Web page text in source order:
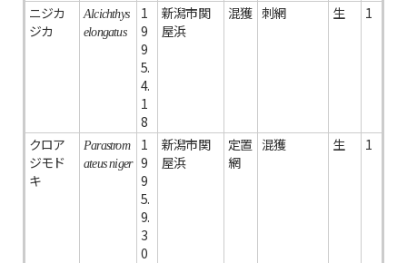
ニジカ
ジカ
Alcichthys
elongatus
1
9
9
5.
4.
1
8
新潟市関
屋浜
混獲 刺網 生 1
クロア
ジモド
キ
Parastrom
ateus niger
1
9
9
5.
9.
3
0
新潟市関
屋浜
定置
網
混獲 生 1